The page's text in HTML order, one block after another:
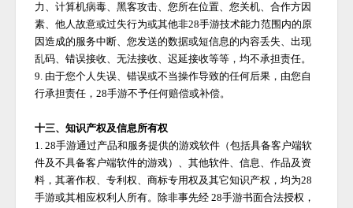
力、计算机病毒、黑客攻击、您所在位置、您关机、合作方因
素、他人故意或过失行为或其他非28手游技术能力范围内的原
因造成的服务中断、您发送的数据或短信息的内容丢失、出现
乱码、错误接收、无法接收、迟延接收等等，均不承担责任。
9. 由于您个人失误、错误或不当操作导致的任何后果，由您自
行承担责任，28手游不予任何赔偿或补偿。
十三、知识产权及信息所有权
1.28手游通过产品和服务提供的游戏软件（包括具备客户端软
件及不具备客户端软件的游戏）、其他软件、信息、作品及资
料，其著作权、专利权、商标专用权及其它知识产权，均为28
手游或其相应权利人所有。除非事先经 28手游书面合法授权，